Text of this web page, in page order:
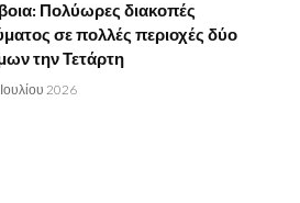
Πολύωρες διακοπές
σε πολλές περιοχές δύο
την Τετάρτη
2026